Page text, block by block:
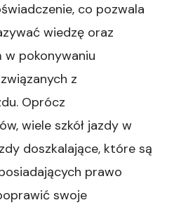
co pozwala
wiedzę oraz
pokonywaniu
z
Oprócz
wiele szkół jazdy w
doszkalające, które są
prawo
swoje